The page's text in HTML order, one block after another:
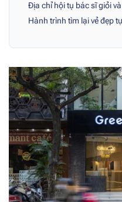
Địa chỉ hội tụ bác sĩ giỏi
Hành trình tìm lại vẻ đẹp